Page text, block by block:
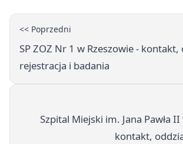
<< Poprzedni
SP ZOZ Nr 1 w Rzeszowie - kontakt,
rejestracja i badania
Szpital Miejski im. Jana Pawła
kontakt,